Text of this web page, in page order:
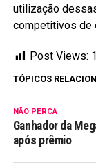
utilização
competitivos de
Post Views:
TÓPICOS
NÃO PERCA
Ganhador da
após prêmio